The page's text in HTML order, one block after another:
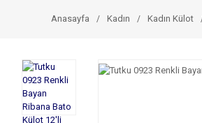
Anasayfa Kadın Kadın Külot